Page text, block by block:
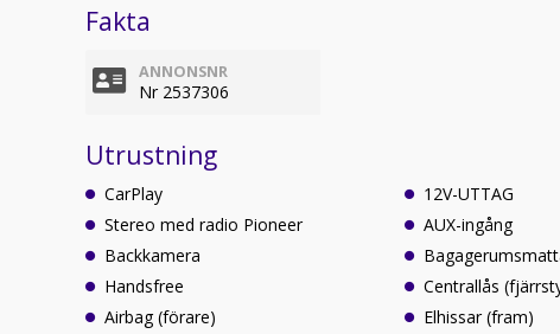
Fakta
ANNONSNR
Nr 2537306
Utrustning
CarPlay
Stereo med radio Pioneer
Backkamera
Handsfree
Airbag (förare)
12V-UTTAG
AUX-ingång
Centrallås
Elhissar (fram)